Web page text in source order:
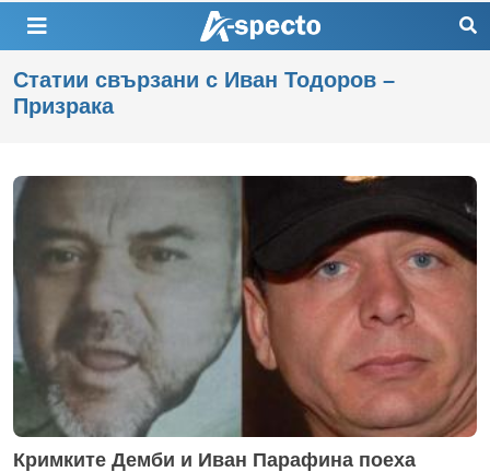
Статии свързани с Иван Тодоров –
Призрака
Кримките Демби и Иван Парафина поеха